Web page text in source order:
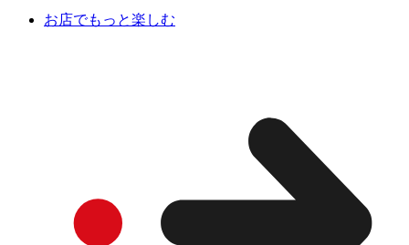
お店でもっと楽しむ